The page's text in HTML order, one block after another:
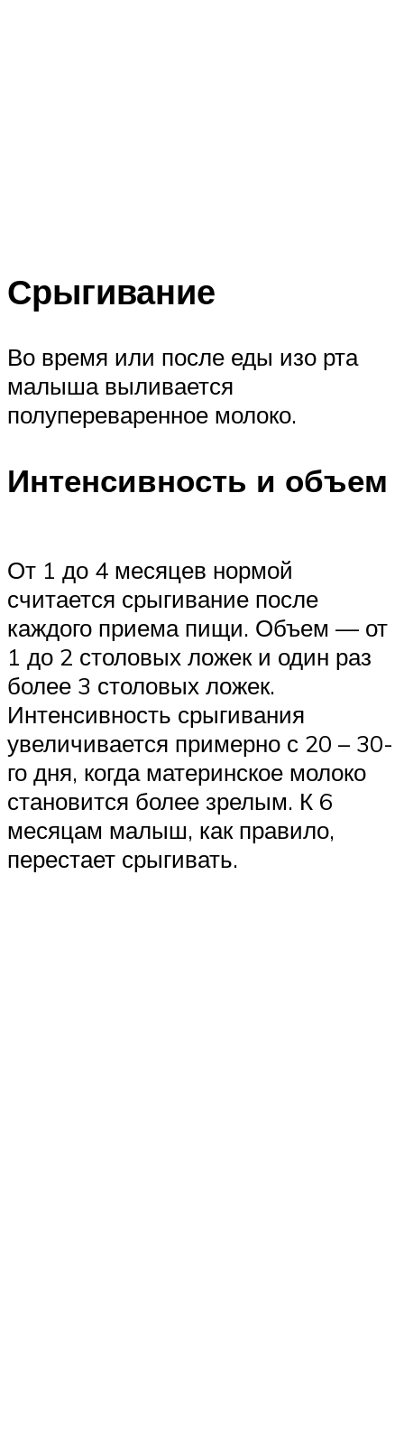
Срыгивание
Во время или после еды изо рта
малыша выливается
полупереваренное молоко.
Интенсивность и объем
От 1 до 4 месяцев нормой
считается срыгивание после
каждого приема пищи. Объем — от
1 до 2 столовых ложек и один раз
более 3 столовых ложек.
Интенсивность срыгивания
увеличивается примерно с 20 – 30-
го дня, когда материнское молоко
становится более зрелым. К 6
месяцам малыш, как правило,
перестает срыгивать.